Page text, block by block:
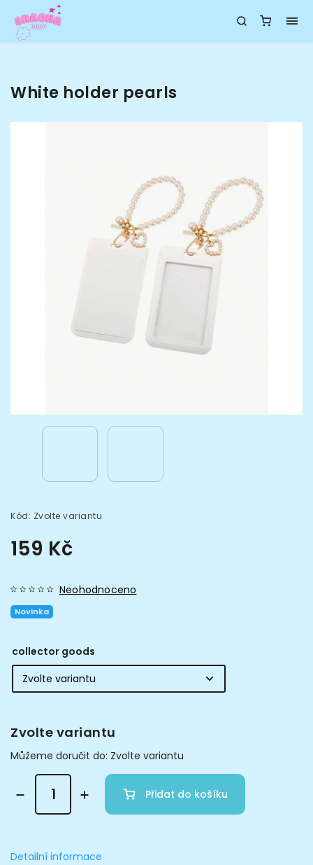
White holder pearls
Kód: Zvolte variantu
159 Kč
Novinka
Neohodnoceno
collector goods
Zvolte variantu
Můžeme doručit do: Zvolte variantu
Přidat do košíku
Detailní informace